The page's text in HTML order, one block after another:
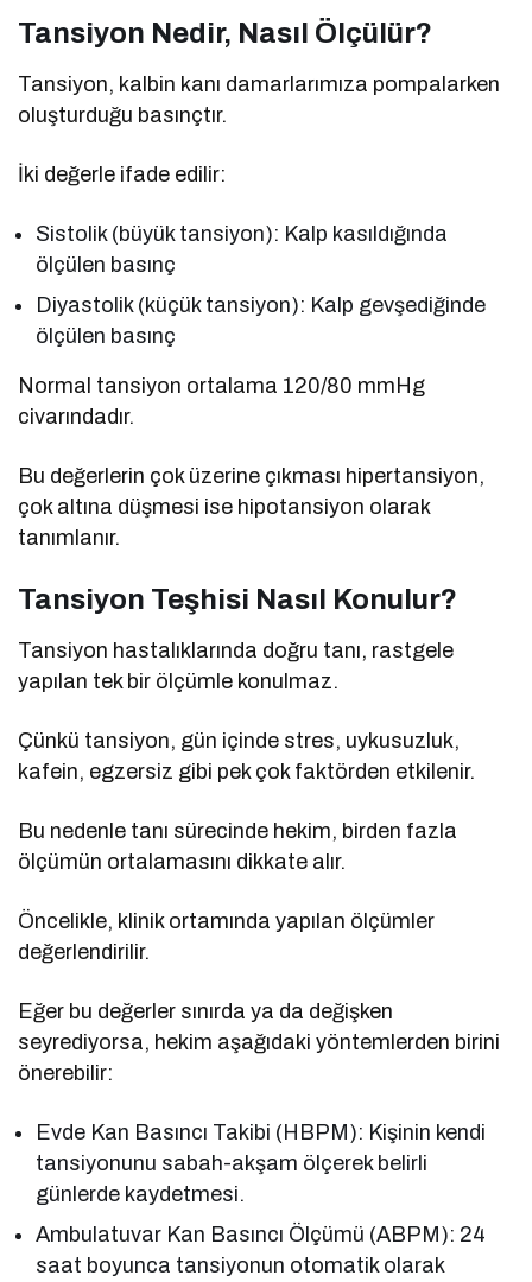
Tansiyon Nedir, Nasıl Ölçülür?
Tansiyon, kalbin kanı damarlarımıza pompalarken
oluşturduğu basınçtır.
İki değerle ifade edilir:
Sistolik (büyük tansiyon): Kalp kasıldığında
ölçülen basınç
Diyastolik (küçük tansiyon): Kalp gevşediğinde
ölçülen basınç
Normal tansiyon ortalama 120/80 mmHg
civarındadır.
Bu değerlerin çok üzerine çıkması hipertansiyon,
çok altına düşmesi ise hipotansiyon olarak
tanımlanır.
Tansiyon Teşhisi Nasıl Konulur?
Tansiyon hastalıklarında doğru tanı, rastgele
yapılan tek bir ölçümle konulmaz.
Çünkü tansiyon, gün içinde stres, uykusuzluk,
kafein, egzersiz gibi pek çok faktörden etkilenir.
Bu nedenle tanı sürecinde hekim, birden fazla
ölçümün ortalamasını dikkate alır.
Öncelikle, klinik ortamında yapılan ölçümler
değerlendirilir.
Eğer bu değerler sınırda ya da değişken
seyrediyorsa, hekim aşağıdaki yöntemlerden birini
önerebilir:
Evde Kan Basıncı Takibi (HBPM): Kişinin kendi
tansiyonunu sabah-akşam ölçerek belirli
günlerde kaydetmesi.
Ambulatuvar Kan Basıncı Ölçümü (ABPM): 24
saat boyunca tansiyonun otomatik olarak